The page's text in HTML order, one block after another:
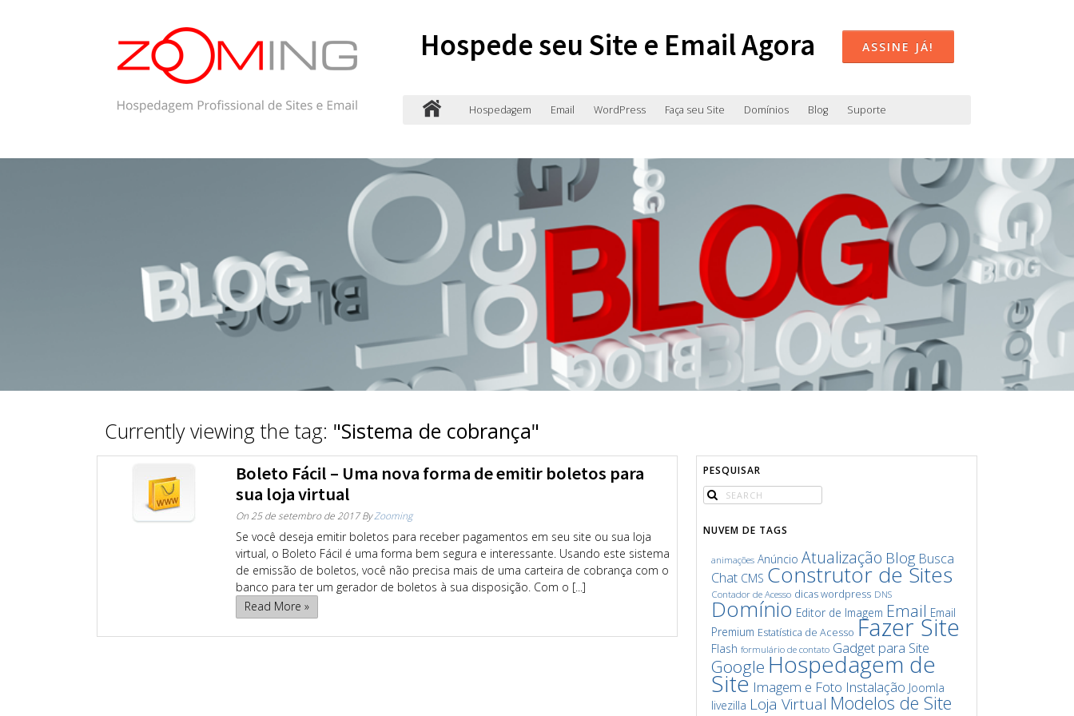
Hospede seu Site e Email Agora ASSINE JÁ!
Hospedagem Email WordPress Faça seu Site Domínios Blog Suporte
Currently viewing the tag: "Sistema de cobrança"
Boleto Fácil – Uma nova forma de emitir boletos para
sua loja virtual
On 25 de setembro de 2017ByZooming
Se você deseja emitir boletos para receber pagamentos em seu site ou sua loja
virtual, o Boleto Fácil é uma forma bem segura e interessante. Usando este sistema
de emissão de boletos, você não precisa mais de uma carteira de cobrança com o
banco para ter um gerador de boletos à sua disposição. Com o [...]
Read More »
PESQUISAR
NUVEM DE TAGS
animações Anúncio Atualização Blog Busca
Chat CMS Construtor de Sites
Contador de Acesso dicas wordpress DNS
Domínio Editor de Imagem Email Email
Premium Estatística de Acesso Fazer Site
Flash formulário de contato Gadget para Site
Google Hospedagem de
Site Imagem e Foto Instalação Joomla
livezilla Loja Virtual Modelos de Site